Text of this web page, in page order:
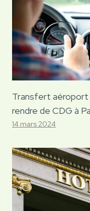
Transfert aéroport
rendre de CDG à
14 mars 2024